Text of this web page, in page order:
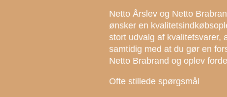
Netto Årslev og Netto
ønsker en
stort udvalg af kvalitetsvarer,
samtidig med at du gør en
Netto Brabrand og oplev
Ofte stillede spørgsmål